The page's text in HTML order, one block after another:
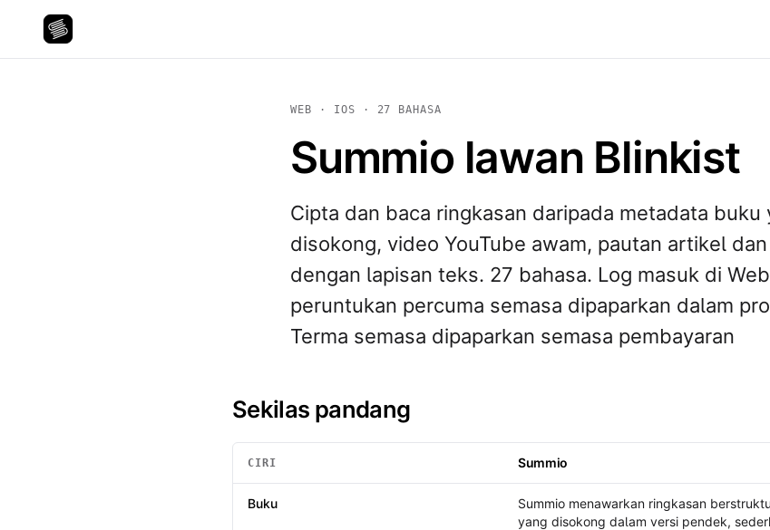
WEB · IOS · 27 BAHASA
Summio lawan Blinkist
Cipta dan baca ringkasan daripada metadata buku
disokong, video YouTube awam, pautan artikel dan
dengan lapisan teks. 27 bahasa. Log masuk di
peruntukan percuma semasa dipaparkan dalam
Terma semasa dipaparkan semasa pembayaran
Sekilas pandang
CIRI Summio
Buku
Summio menawarkan ringkasan
yang disokong dalam versi pendek,